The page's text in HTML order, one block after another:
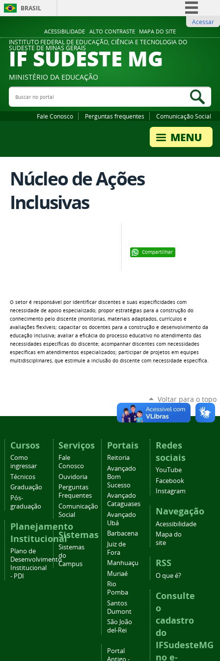
ACESSIBILIDADE ALTO CONTRASTE MAPA DO SITE
BRASIL
Comunica BR
Participe
Legislação
Acessar
INSTITUTO FEDERAL DE EDUCAÇÃO, CIÊNCIA E TECNOLOGIA DO
SUDESTE DE MINAS GERAIS
IF SUDESTE MG
MINISTÉRIO DA EDUCAÇÃO
Buscar no portal
Fale Conosco Perguntas frequentes Comunicação Social
Núcleo de Ações
Inclusivas
Compartilhar
O setor é responsável por identificar discentes e suas especificidades com
necessidade de apoio especializado; propor estratégias para a construção do
conhecimento pelo discente (monitorias, materiais adaptados, currículos e
avaliações flexíveis; capacitar os docentes para a construção e desenvolvimento da
educação inclusiva; avaliar a eficácia do processo educativo no atendimento das
necessidades específicas do discente; acompanhar discentes com necessidades
específicas em atendimentos especializados; participar de projetos em equipes
multidisciplinares, que estimule a inclusão do discente com necessidade específica.
Voltar para o topo
Cursos
Como
ingressar
Técnicos
Graduação
Pós-
graduação
Planejamento
Institucional
Plano de
Desenvolvimento
Institucional
- PDI
Serviços
Fale
Conosco
Ouvidoria
Perguntas
Frequentes
Comunicação
Social
Sistemas
Sistemas
do
Campus
Portais
Reitoria
Avançado
Bom
Sucesso
Avançado
Cataguases
Avançado
Ubá
Barbacena
Juiz de
Fora
Manhuaçu
Muriaé
Rio
Pomba
Santos
Dumont
São João
del-Rei
Portal
Antigo -
Redes
sociais
YouTube
Facebook
Instagram
Navegação
Acessibilidade
Mapa do
site
RSS
O que é?
Consulte
o
cadastro
do
IFSudesteMG
no e-